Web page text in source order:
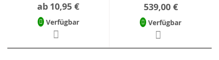
ab 10,95 €
Verfügbar
539,00 €
Verfügbar